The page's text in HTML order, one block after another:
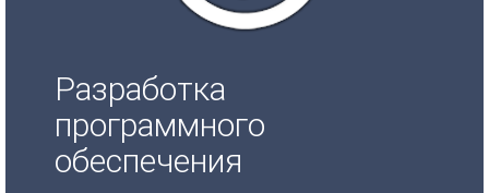
Разработка
программного
обеспечения